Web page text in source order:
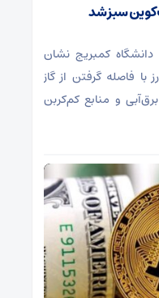
سبز شد
کمبریج نشان
فاصله گرفتن از گاز
و منابع کم‌کربن